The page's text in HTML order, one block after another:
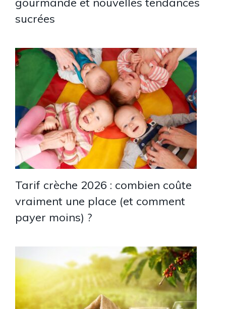
sucrées
Tarif crèche 2026 : combien coûte
vraiment une place (et comment
payer moins) ?